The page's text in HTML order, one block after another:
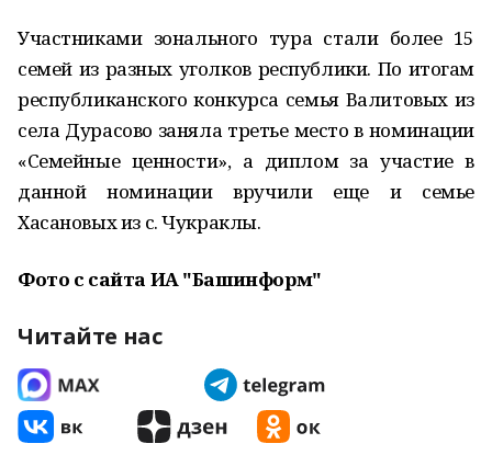
Участниками зонального тура стали более 15
семей из разных уголков республики. По итогам
республиканского конкурса семья Валитовых из
села Дурасово заняла третье место в номинации
«Семейные ценности», а диплом за участие в
данной номинации вручили еще и семье
Хасановых из с. Чукраклы.
Фото с сайта ИА "Башинформ"
Читайте нас